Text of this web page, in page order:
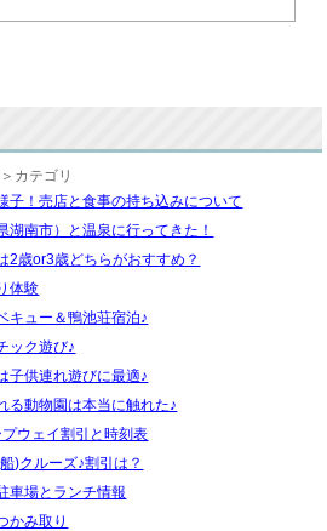
カテゴリ
子！売店と食事の持ち込みについて
湖南市）と温泉に行ってきた！
2歳or3歳どちらがおすすめ？
体験
キュー＆鴨池荘宿泊♪
ック遊び♪
子供連れ遊びに最適♪
る動物園は本当に触れた♪
ウェイ割引と時刻表
)クルーズ♪割引は？
車場とランチ情報
かみ取り